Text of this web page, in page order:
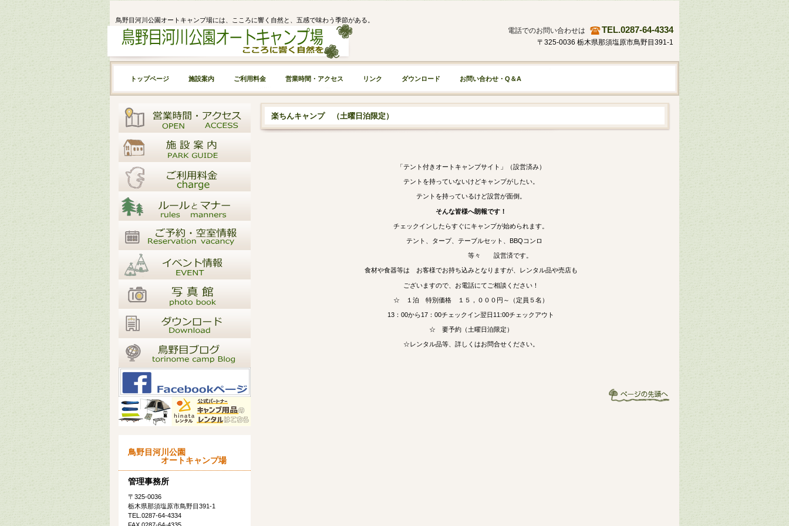
鳥野目河川公園オートキャンプ場には、こころに響く自然と、五感で味わう季節がある。
電話でのお問い合わせは TEL.0287-64-4334
〒325-0036 栃木県那須塩原市鳥野目391-1
楽ちんキャンプ（土曜日泊限定）
「テント付きオートキャンプサイト」（設営済み）
テントを持っていないけどキャンプがしたい。
テントを持っているけど設営が面倒。
そんな皆様へ朗報です！
チェックインしたらすぐにキャンプが始められます。
テント、タープ、テーブルセット、 BBQ コンロ
等々 設営済です。
食材や食器等は お客様でお持ち込みとなりますが、レンタル品や売店も
ございますので、お電話にてご相談ください！
☆ １泊 特別価格 １５，０００円～（定員５名）
13：00から17：00チェックイン翌日11:00チェックアウト
☆ 要予約（土曜日泊限定）
☆レンタル品等、詳しくはお問合せください。
トップページ 施設案内 ご利用料金 営業時間・アクセス リンク ダウンロード お問い合わせ・Q＆A
鳥野目河川公園
オートキャンプ場
管理事務所
〒325-0036
栃木県那須塩原市鳥野目391-1
TEL.0287-64-4334